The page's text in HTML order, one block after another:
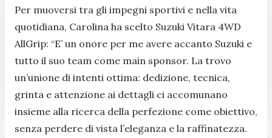
Per muoversi tra gli impegni sportivi e nella vita
quotidiana, Carolina ha scelto Suzuki Vitara 4WD
AllGrip: “E’ un onore per me avere accanto Suzuki e
tutto il suo team come main sponsor. La trovo
un’unione di intenti ottima: dedizione, tecnica,
grinta e attenzione ai dettagli ci accomunano
insieme alla ricerca della perfezione come obiettivo,
senza perdere di vista l’eleganza e la raffinatezza.